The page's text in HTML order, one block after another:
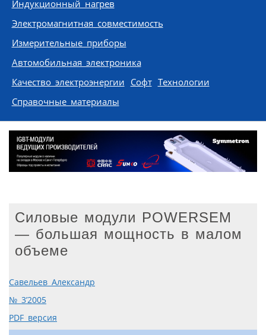
Индукционный нагрев
Электромагнитная совместимость
Измерительные приборы
Автомобильная электроника
Качество электроэнергии Софт Технологии
Справочные материалы
Силовые модули POWERSEM
— большая мощность в малом
объеме
Савельев Александр
№ 3’2005
PDF версия